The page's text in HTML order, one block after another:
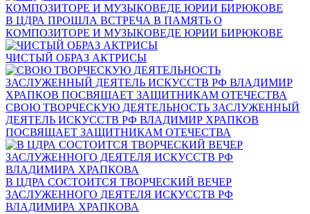
В ЦДРА ПРОШЛА ВСТРЕЧА В ПАМЯТЬ О
КОМПОЗИТОРЕ И МУЗЫКОВЕДЕ ЮРИИ БИРЮКОВЕ
ЧИСТЫЙ ОБРАЗ АКТРИСЫ
СВОЮ ТВОРЧЕСКУЮ ДЕЯТЕЛЬНОСТЬ ЗАСЛУЖЕННЫЙ
ДЕЯТЕЛЬ ИСКУССТВ РФ ВЛАДИМИР ХРАПКОВ
ПОСВЯЩАЕТ ЗАЩИТНИКАМ ОТЕЧЕСТВА
В ЦДРА СОСТОИТСЯ ТВОРЧЕСКИЙ ВЕЧЕР
ЗАСЛУЖЕННОГО ДЕЯТЕЛЯ ИСКУССТВ РФ
ВЛАДИМИРА ХРАПКОВА